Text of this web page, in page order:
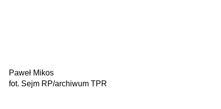
Paweł Mikos
fot. Sejm RP/archiwum TPR